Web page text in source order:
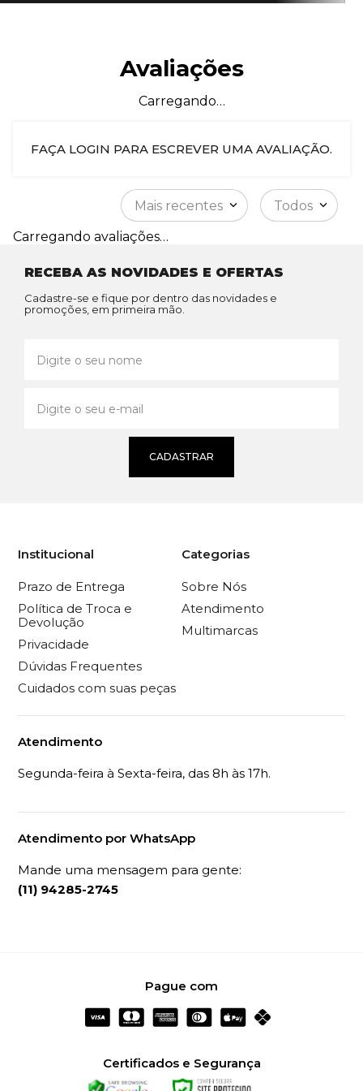
Avaliações
Carregando…
FAÇA LOGIN PARA ESCREVER UMA AVALIAÇÃO.
Mais recentes Todos
Carregando avaliações…
RECEBA AS NOVIDADES E OFERTAS
Cadastre-se e fique por dentro das novidades e
promoções, em primeira mão.
CADASTRAR
Institucional
Prazo de Entrega
Política de Troca e
Devolução
Privacidade
Dúvidas Frequentes
Cuidados com suas peças
Categorias
Sobre Nós
Atendimento
Multimarcas
Atendimento
Segunda-feira à Sexta-feira, das 8h às 17h.
Atendimento por WhatsApp
Mande uma mensagem para gente:
(11) 94285-2745
Pague com
Certificados e Segurança